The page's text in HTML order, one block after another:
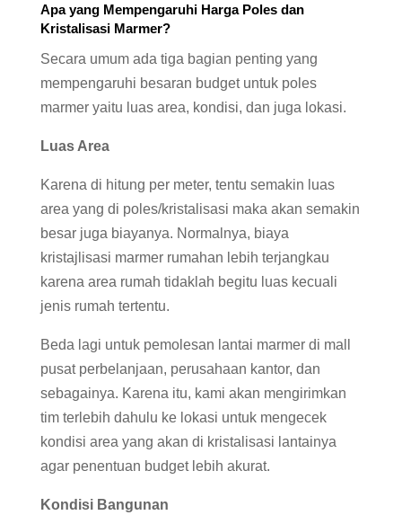
Apa yang Mempengaruhi Harga Poles dan
Kristalisasi Marmer?
Secara umum ada tiga bagian penting yang
mempengaruhi besaran budget untuk poles
marmer yaitu luas area, kondisi, dan juga lokasi.
Luas Area
Karena di hitung per meter, tentu semakin luas
area yang di poles/kristalisasi maka akan semakin
besar juga biayanya. Normalnya, biaya
kristajlisasi marmer rumahan lebih terjangkau
karena area rumah tidaklah begitu luas kecuali
jenis rumah tertentu.
Beda lagi untuk pemolesan lantai marmer di mall
pusat perbelanjaan, perusahaan kantor, dan
sebagainya. Karena itu, kami akan mengirimkan
tim terlebih dahulu ke lokasi untuk mengecek
kondisi area yang akan di kristalisasi lantainya
agar penentuan budget lebih akurat.
Kondisi Bangunan